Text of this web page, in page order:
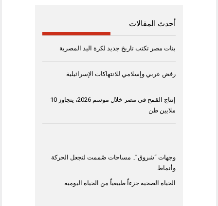
أحدث المقالات
بنات مصر تكتب تاريخ جديد لكرة اليد المصرية
رفض عربي وإسلامي للانتهاكات الإسرائيلية
إنتاج القمح في مصر خلال موسم 2026، يتجاوز 10
ملايين طن
وجهات “شروق”.. مساحات صُممت لتجعل الحركة
وأنماط
الحياة الصحية جزءاً طبيعياً من الحياة اليومية